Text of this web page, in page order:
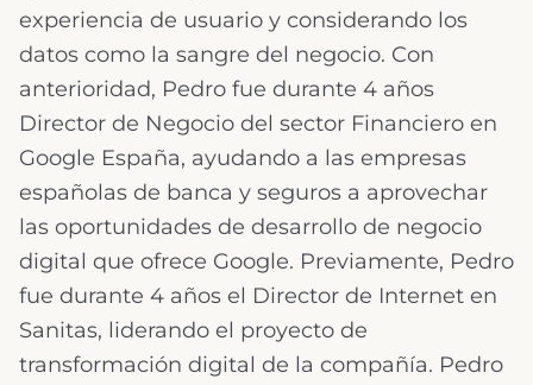
experiencia de usuario y considerando los
datos como la sangre del negocio. Con
anterioridad, Pedro fue durante 4 años
Director de Negocio del sector Financiero en
Google España, ayudando a las empresas
españolas de banca y seguros a aprovechar
las oportunidades de desarrollo de negocio
digital que ofrece Google. Previamente, Pedro
fue durante 4 años el Director de Internet en
Sanitas, liderando el proyecto de
transformación digital de la compañía. Pedro